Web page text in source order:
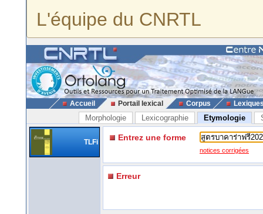
L'équipe du CNRTL
Accueil Portail lexical Corpus
Morphologie Lexicographie Etymologie
TLFi Entrez une forme
notices corrigées
Erreur